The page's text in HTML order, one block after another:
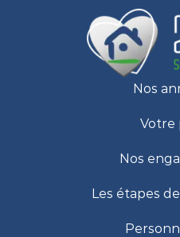
Nos
Votre
Nos
Les étapes